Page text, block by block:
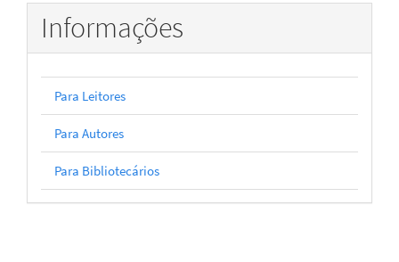
Informações
Para Leitores
Para Autores
Para Bibliotecários